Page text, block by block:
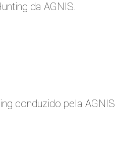
da AGNIS.
conduzido pela AGNIS